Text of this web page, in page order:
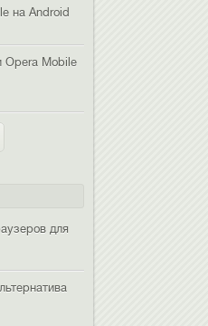
на Android
Opera Mobile
для